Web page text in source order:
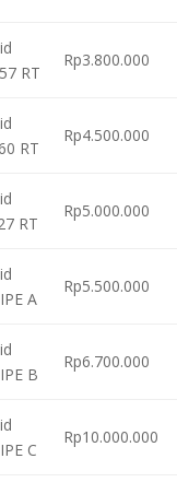
RT
Rp3.800.000
RT
Rp4.500.000
RT
Rp5.000.000
A
Rp5.500.000
B
Rp6.700.000
C
Rp10.000.000